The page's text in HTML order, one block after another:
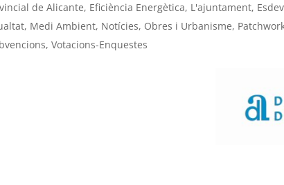
de Alicante, Eficiència Energètica, L'ajuntament,
, Medi Ambient, Notícies, Obres i Urbanisme,
,Votacions-Enquestes